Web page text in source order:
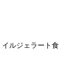
イルジェラート食